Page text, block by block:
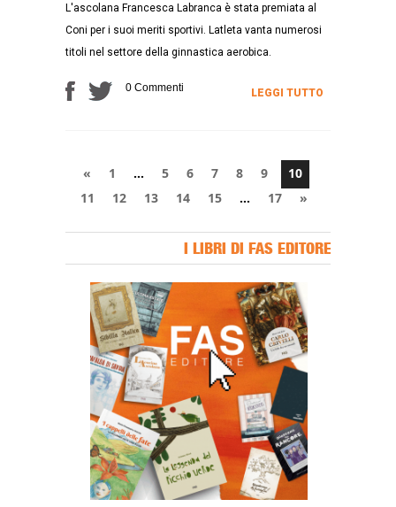
L'ascolana Francesca Labranca è stata premiata al
Coni per i suoi meriti sportivi. Latleta vanta numerosi
titoli nel settore della ginnastica aerobica.
0 Commenti LEGGI TUTTO
« 1 … 5 6 7 8 9
10
11
12 13 14 15 … 17 »
I LIBRI DI FAS EDITORE